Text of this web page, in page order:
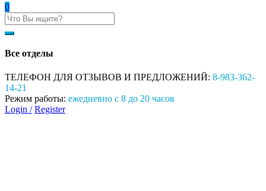
0
Все отделы
ТЕЛЕФОН ДЛЯ ОТЗЫВОВ И ПРЕДЛОЖЕНИЙ: 8-983-362-
14-21
Режим работы: ежедневно с 8 до 20 часов
Login / Register